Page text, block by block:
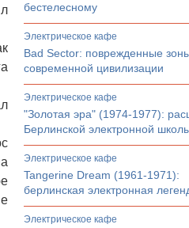
бестелесному
электрическое кафе
Bad Sector: поврежденные
современной цивилизации
электрическое кафе
"Золотая эра" (1974-1977):
Берлинской электронной
электрическое кафе
Tangerine Dream (1961-1971):
берлинская электронная
электрическое кафе